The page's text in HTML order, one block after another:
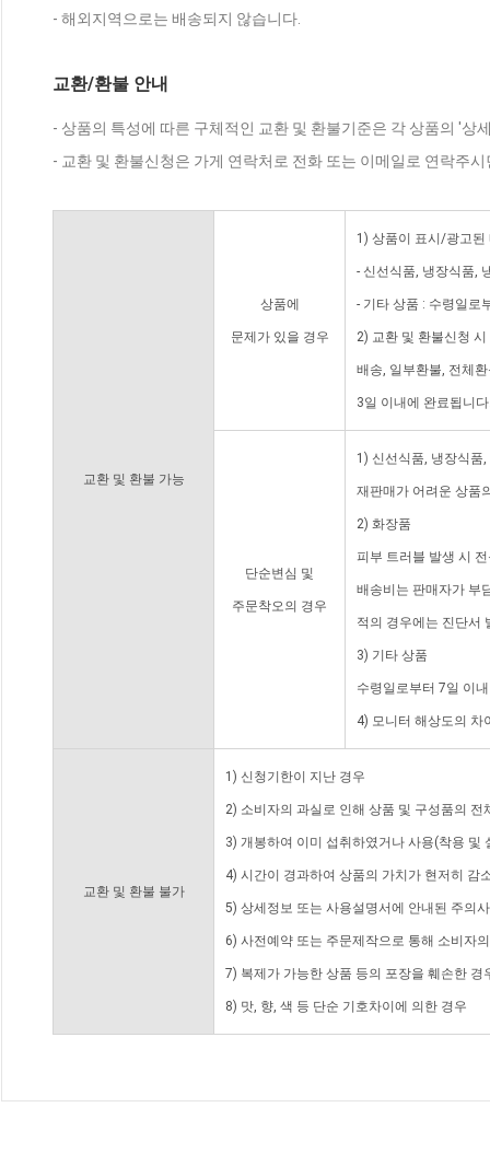
- 해외지역으로는 배송되지 않습니다.
교환/환불 안내
- 상품의 특성에 따른 구체적인 교환 및 환불기준은 각 상품의 '상
- 교환 및 환불신청은 가게 연락처로 전화 또는 이메일로 연락주
교환 및 환불 가능
상품에
문제가 있을 경우
1) 상품이 표시/광고된
- 신선식품, 냉장식품,
- 기타 상품 : 수령일로
2) 교환 및 환불신청
배송, 일부환불, 전체
3일 이내에 완료됩니
단순변심 및
주문착오의 경우
1) 신선식품, 냉장식품
재판매가 어려운 상품
2) 화장품
피부 트러블 발생 시
배송비는 판매자가 부
적의 경우에는 진단서
3) 기타 상품
수령일로부터 7일 이
4) 모니터 해상도의 차
교환 및 환불 불가
1) 신청기한이 지난 경우
2) 소비자의 과실로 인해 상품 및 구성품의
3) 개봉하여 이미 섭취하였거나 사용(착용 및
4) 시간이 경과하여 상품의 가치가 현저히 감
5) 상세정보 또는 사용설명서에 안내된 주의
6) 사전예약 또는 주문제작으로 통해 소비자
7) 복제가 가능한 상품 등의 포장을 훼손한 경
8) 맛, 향, 색 등 단순 기호차이에 의한 경우